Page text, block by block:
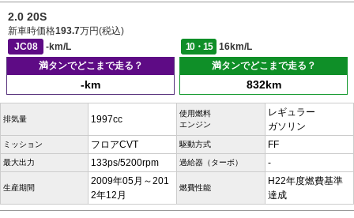
2.0 20S
新車時価格193.7万円(税込)
JC08
-km/L 10・15
16km/L
満タンでどこまで走る？
-km
満タンでどこまで走る？
832km
排気量 1997cc
使用燃料
エンジン
レギュラー
ガソリン
ミッション フロアCVT 駆動方式 FF
最大出力 133ps/5200rpm 過給器（ターボ） -
生産期間
2009年05月～201
2年12月
燃費性能
H22年度燃費基準
達成